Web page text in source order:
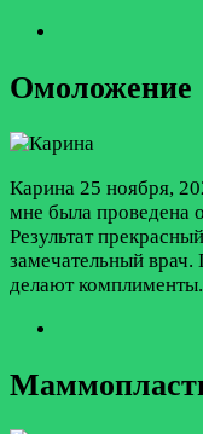
Омоложение
Карина 25 ноября,
мне была проведена
Результат
замечательный врач.
делают комплименты.